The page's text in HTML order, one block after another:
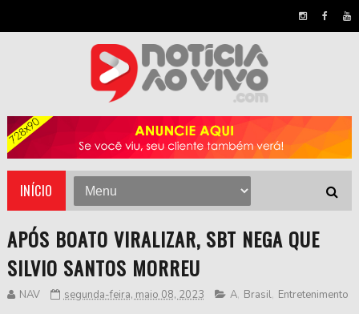
INÍCIO
APÓS BOATO VIRALIZAR, SBT NEGA QUE
SILVIO SANTOS MORREU
NAV segunda-feira, maio 08, 2023 A, Brasil, Entretenimento